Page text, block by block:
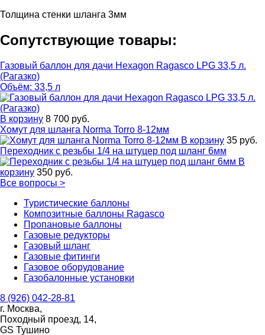
Толщина стенки шланга 3мм
Сопутствующие товары:
Газовый баллон для дачи Hexagon Ragasco LPG 33,5 л.
(Рагазко)
Объём: 33,5 л
В корзину 8 700 руб.
Хомут для шланга Norma Torro 8-12мм
В корзину 35 руб.
Переходник с резьбы 1/4 на штуцер под шланг 6мм
В
корзину 350 руб.
Все вопросы >
Туристические баллоны
Композитные баллоны Ragasco
Пропановые баллоны
Газовые редукторы
Газовый шланг
Газовые фитинги
Газовое оборудование
Газобалонные установки
8 (926) 042-28-81
г. Москва,
Походный проезд, 14,
GS Тушино